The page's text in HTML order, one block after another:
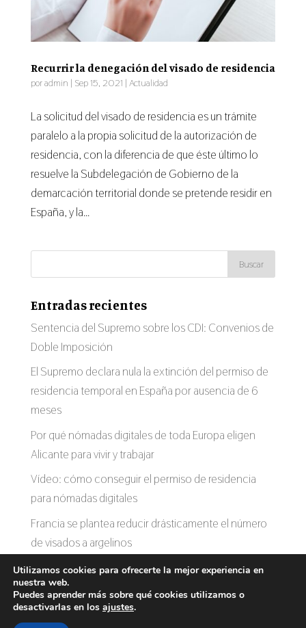
Recurrir la denegación del visado de residencia
poradmin | Sep 15, 2021 | Actualidad
La solicitud del visado de residencia es un trámite
paralelo a la propia solicitud de la autorización de
residencia, con la diferencia de que éste último lo
resuelve la Subdelegación de Gobierno de la
demarcación territorial donde se pretende residir en
España, y la...
Entradas recientes
Sentencia del Supremo sobre los CDI: Convenios de
Doble Imposición
El Supremo declara nula la extinción del permiso de
residencia temporal en España por ausencia de 6
meses
Por qué nómadas digitales de toda Europa eligen
Alicante para vivir y trabajar
Vídeo: cómo conseguir el permiso de residencia
para nómadas digitales
Francia se plantea reducir drásticamente el número
de visados a argelinos
Utilizamos cookies para ofrecerte la mejor experiencia en
nuestra web.
Puedes aprender más sobre qué cookies utilizamos o
desactivarlas en los ajustes.